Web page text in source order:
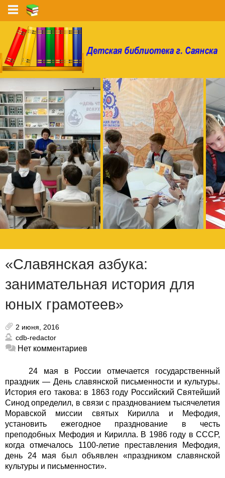
«Славянская азбука:
занимательная история для
юных грамотеев»
2 июня, 2016
cdb-redactor
Нет комментариев
24 мая в России отмечается государственный
праздник — День славянской письменности и культуры.
История его такова: в 1863 году Российский Святейший
Синод определил, в связи с празднованием тысячелетия
Моравской миссии святых Кирилла и Мефодия,
установить ежегодное празднование в честь
преподобных Мефодия и Кирилла. В 1986 году в СССР,
когда отмечалось 1100-летие преставления Мефодия,
день 24 мая был объявлен «праздником славянской
культуры и письменности».